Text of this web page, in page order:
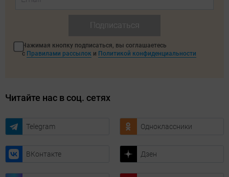
Нажимая кнопку подписаться, вы соглашаетесь
с Правилами рассылок и Политикой конфиденциальности
Читайте нас в соц. сетях
Telegram Одноклассники
ВКонтакте Дзен